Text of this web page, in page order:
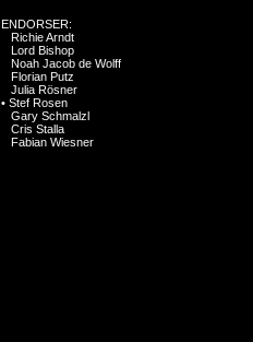
ENDORSER:
Richie Arndt
Lord Bishop
Noah Jacob de Wolff
Florian Putz
Julia Rösner
• Stef Rosen
Gary Schmalzl
Cris Stalla
Fabian Wiesner